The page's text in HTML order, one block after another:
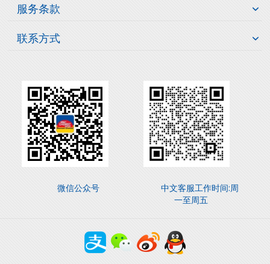
服务条款
联系方式
微信公众号
中文客服工作时间:周
一至周五